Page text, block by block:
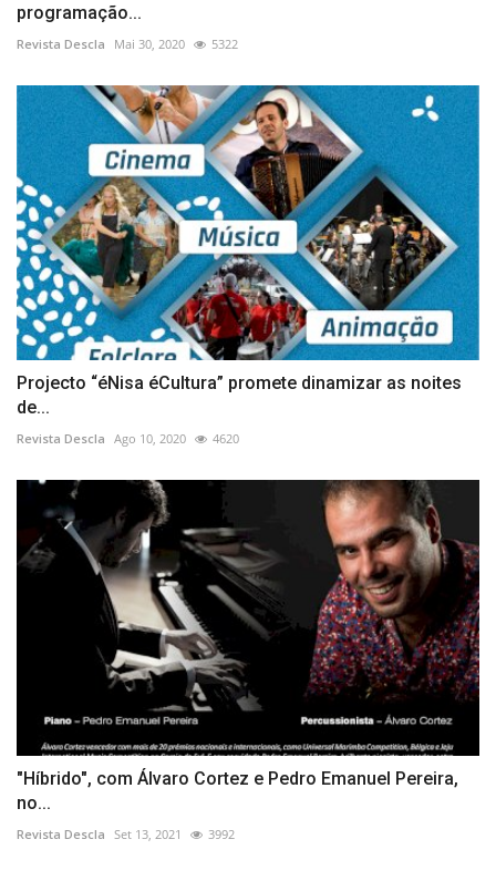
programação...
Revista Descla Mai 30, 2020 5322
Projecto “éNisa éCultura” promete dinamizar as noites
de...
Revista Descla Ago 10, 2020 4620
"Híbrido", com Álvaro Cortez e Pedro Emanuel Pereira,
no...
Revista Descla Set 13, 2021 3992